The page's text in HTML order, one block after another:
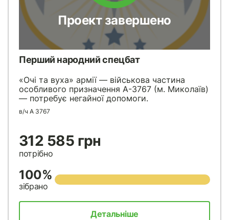
Проект завершено
Перший народний спецбат
«Очі та вуха» армії — військова частина
особливого призначення А-3767 (м. Миколаїв)
— потребує негайної допомоги.
в/ч А 3767
312 585 грн
потрібно
100%
зібрано
Детальніше